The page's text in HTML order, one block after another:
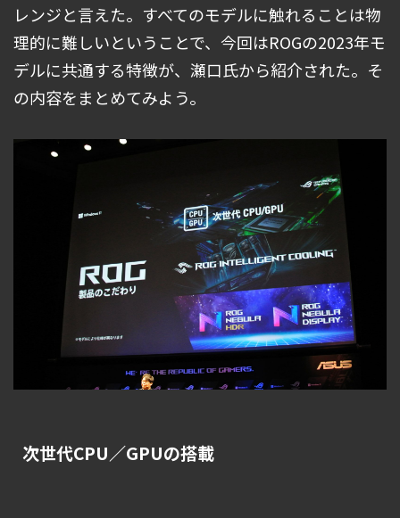
レンジと言えた。すべてのモデルに触れることは物
理的に難しいということで、今回はROGの2023年モ
デルに共通する特徴が、瀬口氏から紹介された。そ
の内容をまとめてみよう。
次世代CPU／GPUの搭載